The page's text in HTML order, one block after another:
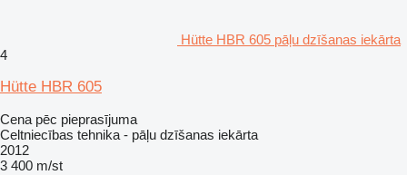
Hütte HBR 605 pāļu dzīšanas iekārta
4
Hütte HBR 605
Cena pēc pieprasījuma
Celtniecības tehnika - pāļu dzīšanas iekārta
2012
3 400 m/st